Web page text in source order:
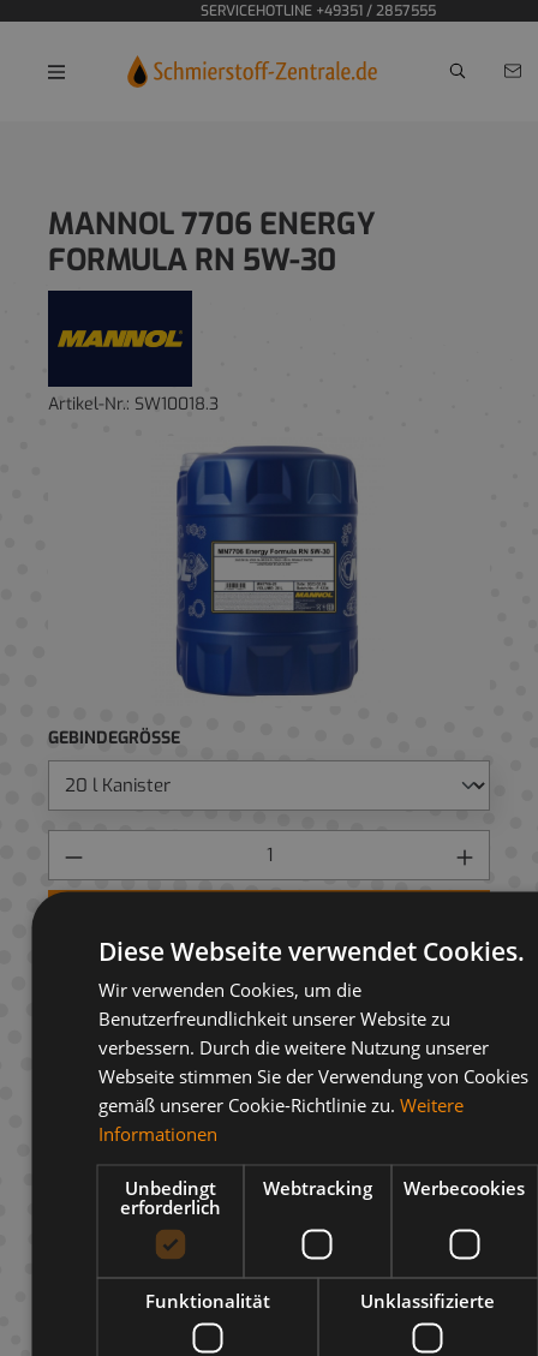
SERVICEHOTLINE +49351 / 2857555
MANNOL 7706 ENERGY
FORMULA RN 5W-30
Artikel-Nr.: SW10018.3
GEBINDEGRÖSSE
Beschreibung
Infos zum Hersteller
Diese Webseite verwendet Cookies.
Wir verwenden Cookies, um die
Benutzerfreundlichkeit unserer Website zu
verbessern. Durch die weitere Nutzung unserer
Webseite stimmen Sie der Verwendung von Cookies
gemäß unserer Cookie-Richtlinie zu. Weitere
Informationen
Unbedingt
erforderlich
Webtracking Werbecookies
Funktionalität Unklassifizierte